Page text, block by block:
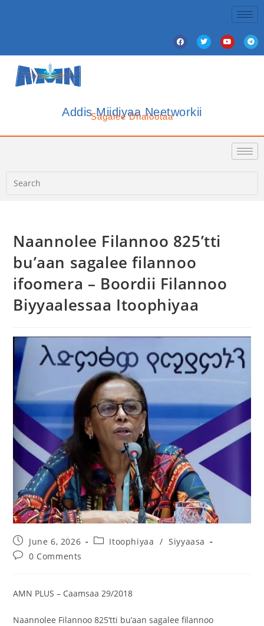
Addis Miidiyaa Neetworkii
Sagalee Dhalootaa
Naannolee Filannoo 825’tti
bu’aan sagalee filannoo
ifoomera – Boordii Filannoo
Biyyaalessaa Itoophiyaa
June 6, 2026 Itoophiyaa / Siyyaasa
0 Comments
AMN PLUS – Caamsaa 29/2018
Naannolee Filannoo 825’tti bu’aan sagalee filannoo